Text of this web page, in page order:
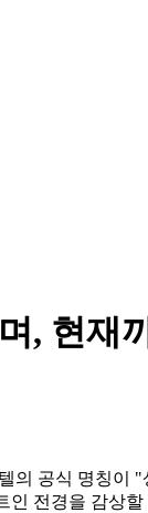
, 현재
공식 명칭이
전경을 감상